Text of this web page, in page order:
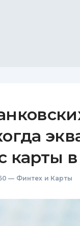
карты
— Финтех и Карты